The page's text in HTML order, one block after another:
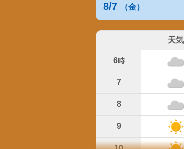
8/7 （金）
天気
6時
7
8
9